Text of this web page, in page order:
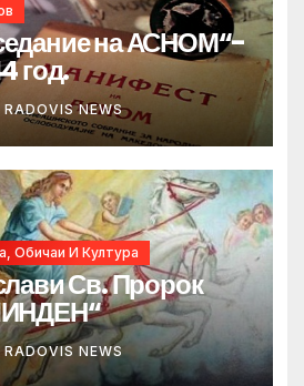
на АСНОМ“-
год.
RADOVIS NEWS
Обичаи И Култура
Св. Пророк
RADOVIS NEWS